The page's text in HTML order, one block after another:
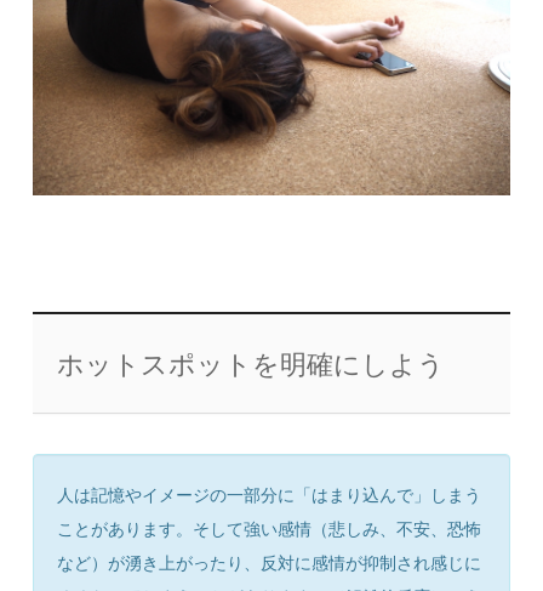
ホットスポットを明確にしよう
人は記憶やイメージの一部分に「はまり込んで」しまう
ことがあります。そして強い感情（悲しみ、不安、恐怖
など）が湧き上がったり、反対に感情が抑制され感じに